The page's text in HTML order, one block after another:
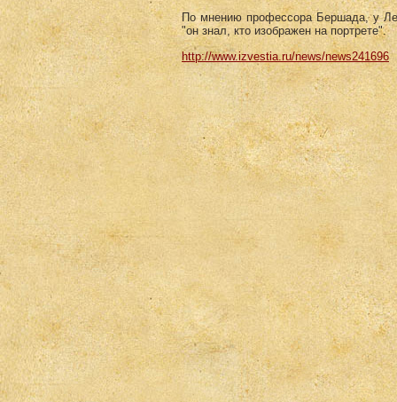
По мнению профессора Бершада, у
"он знал, кто изображен на портрете".
http://www.izvestia.ru/news/news241696